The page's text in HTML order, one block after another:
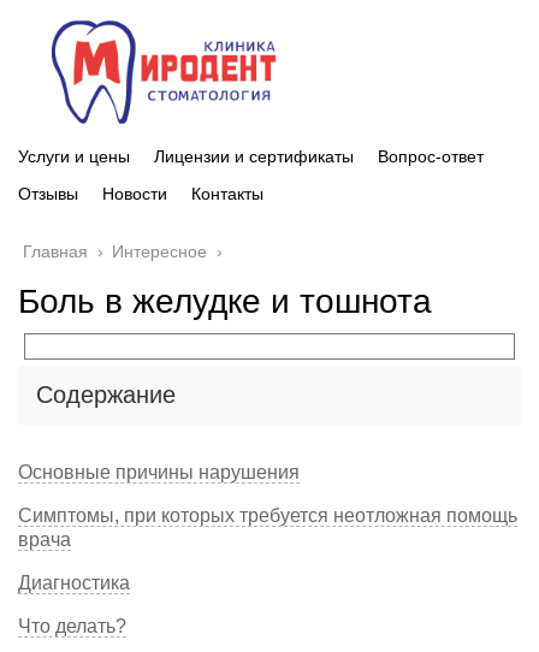
Услуги и цены Лицензии и сертификаты
Вопрос-ответ
Отзывы
Новости Контакты
Главная › Интересное ›
Боль в желудке и тошнота
Содержание
Основные причины нарушения
Симптомы, при которых требуется неотложная помощь
врача
Диагностика
Что делать?